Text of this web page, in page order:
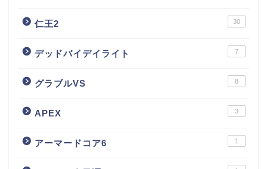
仁王2 30
デッドバイデイライト 7
グラブルVS 8
APEX 3
アーマードコア6 1